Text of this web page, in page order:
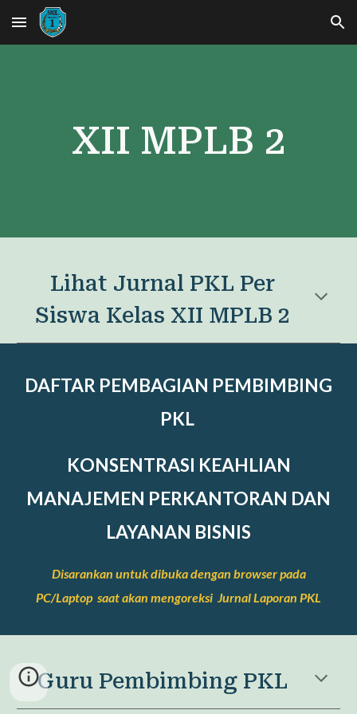
Skip to main content Skip to navigation
XII MPLB 2
Lihat Jurnal PKL Per
Siswa Kelas XII MPLB 2
DAFTAR PEMBAGIAN PEMBIMBING
PKL
KONSENTRASI KEAHLIAN
MANAJEMEN PERKANTORAN DAN
LAYANAN BISNIS
Disarankan untuk dibuka dengan browser pada
PC/Laptop saat akan mengoreksi Jurnal Laporan PKL
Guru Pembimbing PKL